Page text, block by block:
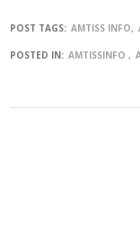
POST TAGS: AMTISS INFO
POSTED IN: AMTISSINFO